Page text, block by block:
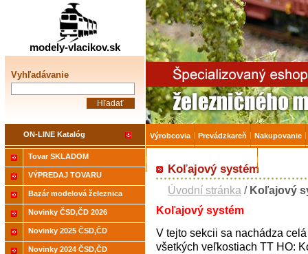
Koľajový systém
Úvodní stránka / Koľajový
Koľajový systém
V tejto sekcii sa nachádza celá
všetkých veľkostiach TT HO:
Tovar SKLADOM
VÝPREDAJ TOVARU
Bazár modelová železnica
Novinky ČSD,ČD 2026
Novinky 2025 ČSD,ČD
Novinky 2024 ČSD,ČD
modely-vlacikov.sk
Vyhľadávanie
ON-LINE Katalóg
Železničné
Výrobcovia Prevádzkareň Nakupovanie